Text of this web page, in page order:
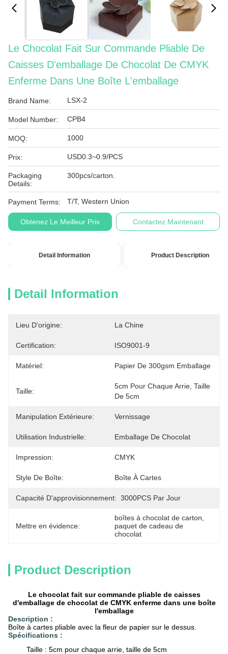
Le Chocolat Fait Sur Commande Pliable De
Caisses D'emballage De Chocolat De CMYK
Enferme Dans Une Boîte L'emballage
Brand Name: LSX-2
Model Number: CPB4
MOQ: 1000
Prix: USD0.3~0.9/PCS
Packaging
Details:
300pcs/carton.
Payment Terms: T/T, Western Union
Obtenez Le Meilleur Prix Contactez Maintenant
Detail Information Product Description
Detail Information
Lieu D'origine: La Chine
Certification: ISO9001-9
Matériel: Papier De 300gsm Emballage
Taille:
5cm Pour Chaque Arrie, Taille
De 5cm
Manipulation Extérieure: Vernissage
Utilisation Industrielle: Emballage De Chocolat
Impression: CMYK
Style De Boîte: Boîte À Cartes
Capacité D'approvisionnement: 3000PCS Par Jour
Mettre en évidence:
boîtes à chocolat de carton
paquet de cadeau de
chocolat
Product Description
Le chocolat fait sur commande pliable de caisses
d'emballage de chocolat de CMYK enferme dans une boîte
l'emballage
Description :
Boîte à cartes pliable avec la fleur de papier sur le dessus.
Spécifications :
Taille : 5cm pour chaque arrie, taille de 5cm